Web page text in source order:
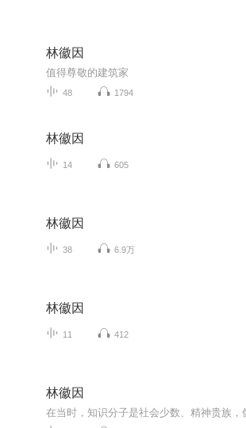
林徽因
值得尊敬的建筑家
48 1794
林徽因
14 605
林徽因
38 6.9万
林徽因
11 412
林徽因